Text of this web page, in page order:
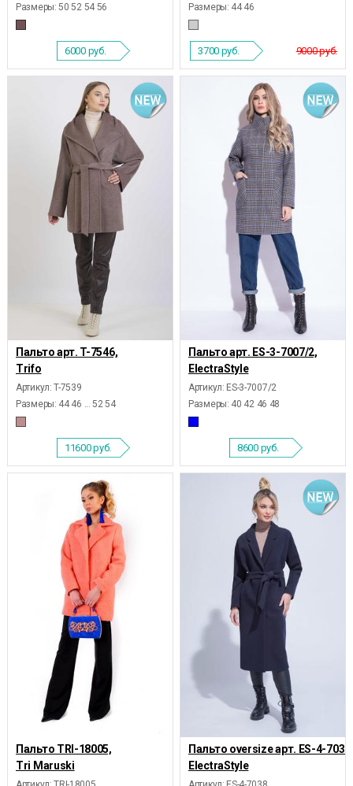
Размеры: 50 52 54 56
6000 руб.
Размеры: 44 46
9000 руб.
3700 руб.
Пальто арт. T-7546,
Trifo
Артикул: T-7539
Размеры: 44 46 ... 52 54
11600руб.
Пальто арт. ES-3-7007/2,
ElectraStyle
Артикул: ES-3-7007/2
Размеры: 40 42 46 48
8600 руб.
Пальто TRI-18005,
Tri Maruski
Пальто oversize арт. ES-4-7038,
ElectraStyle